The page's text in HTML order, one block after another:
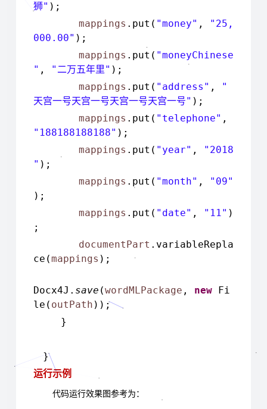
狮" );
mappings .put( "money" ,
"25,
000.00" );
mappings .put( "moneyChinese
" , " 二万五年里" );
mappings .put( "address" , "
天宫一号天宫一号天宫一号天宫一号" );
mappings .put( "telephone" ,
"188188188188" );
mappings .put( "year" ,
"2018
" );
mappings .put( "month" ,
"09"
);
mappings .put( "date" , "11" )
;
documentPart .variableRepla
ce(mappings );
Docx4J. save (wordMLPackage , new Fi
le( outPath ));
}
}
运行示例
代码运行效果图参考为：